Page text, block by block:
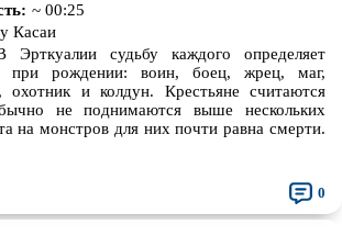
~ 00:25
Касаи
Эрткуалии судьбу каждого определяет
при рождении: воин, боец, жрец, маг,
охотник и колдун. Крестьяне считаются
не поднимаются выше нескольких
на монстров для них почти равна смерти.
0